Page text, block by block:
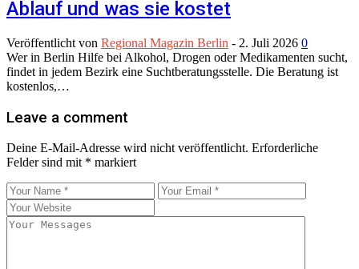
Ablauf und was sie kostet
Veröffentlicht von Regional Magazin Berlin - 2. Juli 2026 0
Wer in Berlin Hilfe bei Alkohol, Drogen oder Medikamenten sucht,
findet in jedem Bezirk eine Suchtberatungsstelle. Die Beratung ist
kostenlos,…
Leave a comment
Deine E-Mail-Adresse wird nicht veröffentlicht. Erforderliche
Felder sind mit * markiert